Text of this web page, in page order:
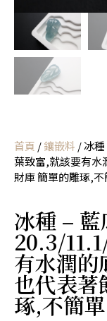
首頁 /鑲嵌料 / 冰
葉致富,就該要有水
財庫 簡單的雕琢,
冰種 –
20.3/
有水潤的
也代表著
琢,不簡